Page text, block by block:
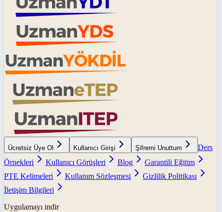
Ücretsiz Üye Ol Kullanıcı Girişi Şifremi Unuttum
Ders
Örnekleri
Kullanıcı Görüşleri Blog
Garantili Eğitim
PTE Kelimeleri
Kullanım Sözleşmesi
Gizlilik Politikası
İletişim Bilgileri
Uygulamayı indir